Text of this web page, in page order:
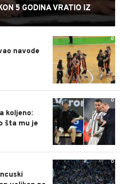
5 GODINA VRATIO IZ
0
navode
0
koljeno:
šta mu je
0